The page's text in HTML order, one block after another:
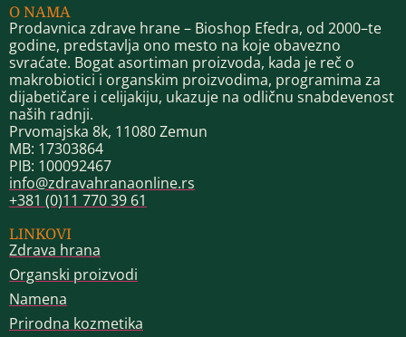
O NAMA
Prodavnica zdrave hrane – Bioshop Efedra, od 2000–te
godine, predstavlja ono mesto na koje obavezno
svraćate. Bogat asortiman proizvoda, kada je reč o
makrobiotici i organskim proizvodima, programima za
dijabetičare i celijakiju, ukazuje na odličnu snabdevenost
naših radnji.
Prvomajska 8k, 11080 Zemun
MB: 17303864
PIB: 100092467
info@zdravahranaonline.rs
+381 (0)11 770 39 61
LINKOVI
Zdrava hrana
Organski proizvodi
Namena
Prirodna kozmetika